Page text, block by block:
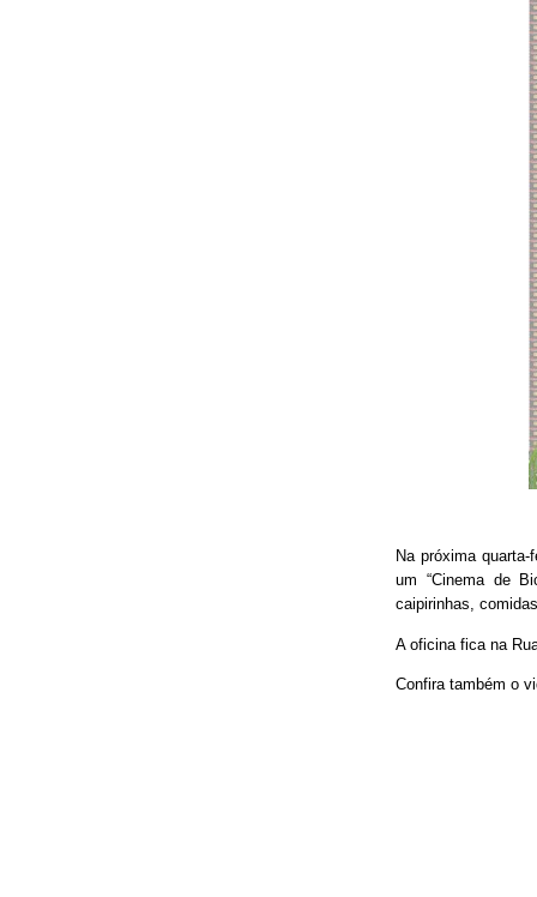
Na próxima
um “Cinema de
caipirinhas,
A oficina fica na
Confira também o